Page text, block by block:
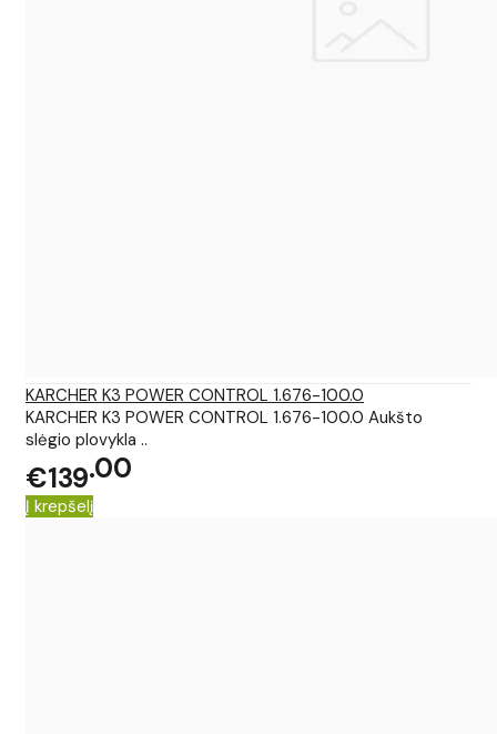
KARCHER K3 POWER CONTROL 1.676-100.0
KARCHER K3 POWER CONTROL 1.676-100.0 Aukšto
slėgio plovykla ..
€139 00
Į krepšelį